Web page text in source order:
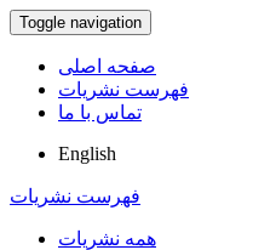
Toggle navigation
صفحه اصلی
فهرست نشریات
تماس با ما
English
فهرست نشریات
همه نشریات